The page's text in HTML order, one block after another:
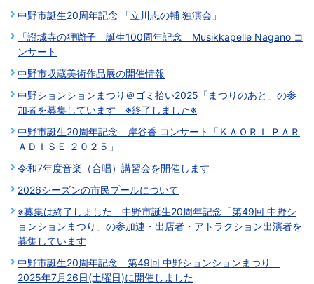
中野市誕生20周年記念 「立川志の輔 独演会」
「證城寺の狸囃子」誕生100周年記念 Musikkapelle Nagano コ
ンサート
中野市収蔵美術作品展の開催情報
中野ションションまつり＠ゴミ拾い2025「まつりのあと」の参
加者を募集しています ※終了しました※
中野市誕生20周年記念 岸谷香 コンサート「ＫＡＯＲＩ ＰＡＲ
ＡＤＩＳＥ ２０２５」
令和7年度音楽（合唱）講習会を開催します
2026シーズンの市民プールについて
※募集は終了しました 中野市誕生20周年記念「第49回 中野シ
ョンションまつり」の参加連・出店者・アトラクション出演者を
募集しています
中野市誕生20周年記念 第49回 中野ションションまつり
2025年7月26日(土曜日)に開催しました